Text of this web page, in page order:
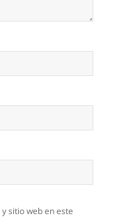
sitio web en este